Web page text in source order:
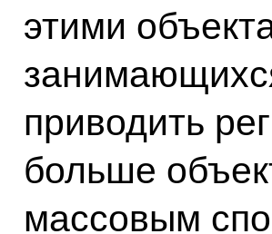
этими
приводить
больше
массовым